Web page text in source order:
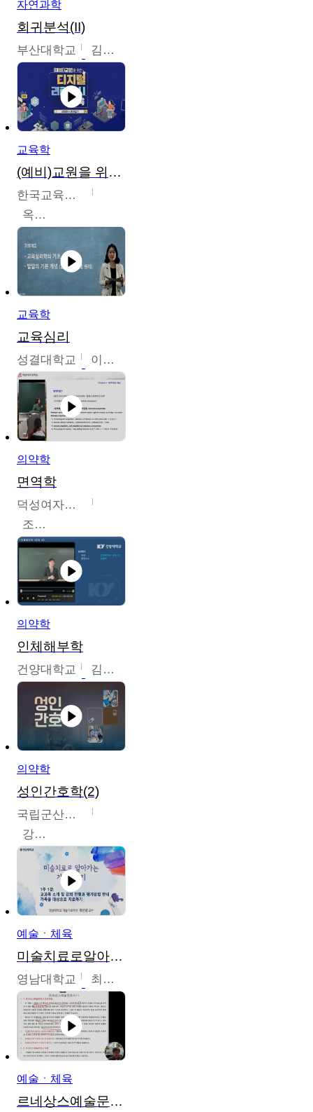
자연과학
회귀분석(II)
부산대학교 김충락
교육학
(예비)교원을 위한 디지털 리터러시 교육
한국교육학술정보원
옥현진
교육학
교육심리
성결대학교 이수경
의약학
면역학
덕성여자대학교
조효선
의약학
인체해부학
건양대학교 김철태
의약학
성인간호학(2)
국립군산대학교
강경아
예술ㆍ체육
미술치료로알아가는가족이야기
영남대학교 최선남
예술ㆍ체육
르네상스예술문화사